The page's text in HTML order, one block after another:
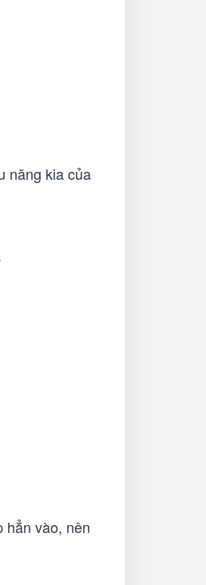
năng kia của
hẳn vào, nên